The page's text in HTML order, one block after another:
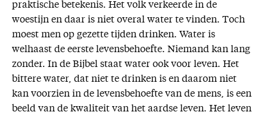
praktische betekenis. Het volk verkeerde in de
woestijn en daar is niet overal water te vinden. Toch
moest men op gezette tijden drinken. Water is
welhaast de eerste levensbehoefte. Niemand kan lang
zonder. In de Bijbel staat water ook voor leven. Het
bittere water, dat niet te drinken is en daarom niet
kan voorzien in de levensbehoefte van de mens, is een
beeld van de kwaliteit van het aardse leven. Het leven